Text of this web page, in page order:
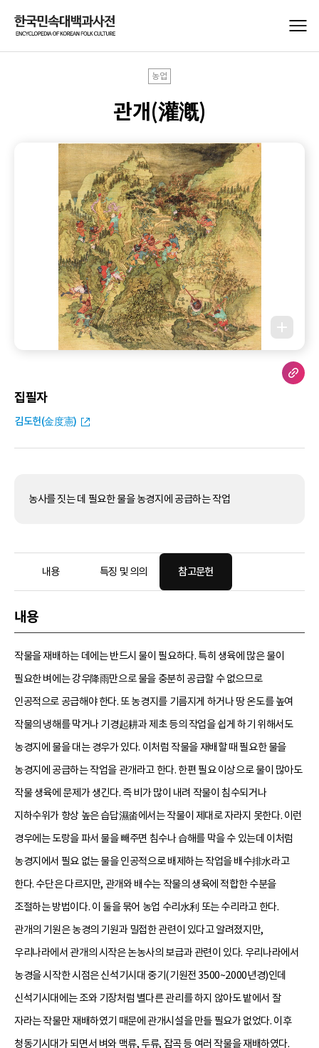
농업
관개(灌漑)
집필자
김도헌(金度憲)
농사를 짓는 데 필요한 물을 농경지에 공급하는 작업
내용 특징 및 의의 참고문헌
내용
작물을 재배하는 데에는 반드시 물이 필요하다. 특히 생육에 많은 물이
필요한 벼에는 강우降雨만으로 물을 충분히 공급할 수 없으므로
인공적으로 공급해야 한다. 또 농경지를 기름지게 하거나 땅 온도를 높여
작물의 냉해를 막거나 기경起耕과 제초 등의 작업을 쉽게 하기 위해서도
농경지에 물을 대는 경우가 있다. 이처럼 작물을 재배할 때 필요한 물을
농경지에 공급하는 작업을 관개라고 한다. 한편 필요 이상으로 물이 많아도
작물 생육에 문제가 생긴다. 즉 비가 많이 내려 작물이 침수되거나
지하수위가 항상 높은 습답濕畓에서는 작물이 제대로 자라지 못한다. 이런
경우에는 도랑을 파서 물을 빼주면 침수나 습해를 막을 수 있는데 이처럼
농경지에서 필요 없는 물을 인공적으로 배제하는 작업을 배수排水라고
한다. 수단은 다르지만, 관개와 배수는 작물의 생육에 적합한 수분을
조절하는 방법이다. 이 둘을 묶어 농업 수리水利 또는 수리라고 한다.
관개의 기원은 농경의 기원과 밀접한 관련이 있다고 알려졌지만,
우리나라에서 관개의 시작은 논농사의 보급과 관련이 있다. 우리나라에서
농경을 시작한 시점은 신석기시대 중기(기원전 3500~2000년경)인데
신석기시대에는 조와 기장처럼 별다른 관리를 하지 않아도 밭에서 잘
자라는 작물만 재배하였기 때문에 관개시설을 만들 필요가 없었다. 이후
청동기시대가 되면서 벼와 맥류, 두류, 잡곡 등 여러 작물을 재배하였다.